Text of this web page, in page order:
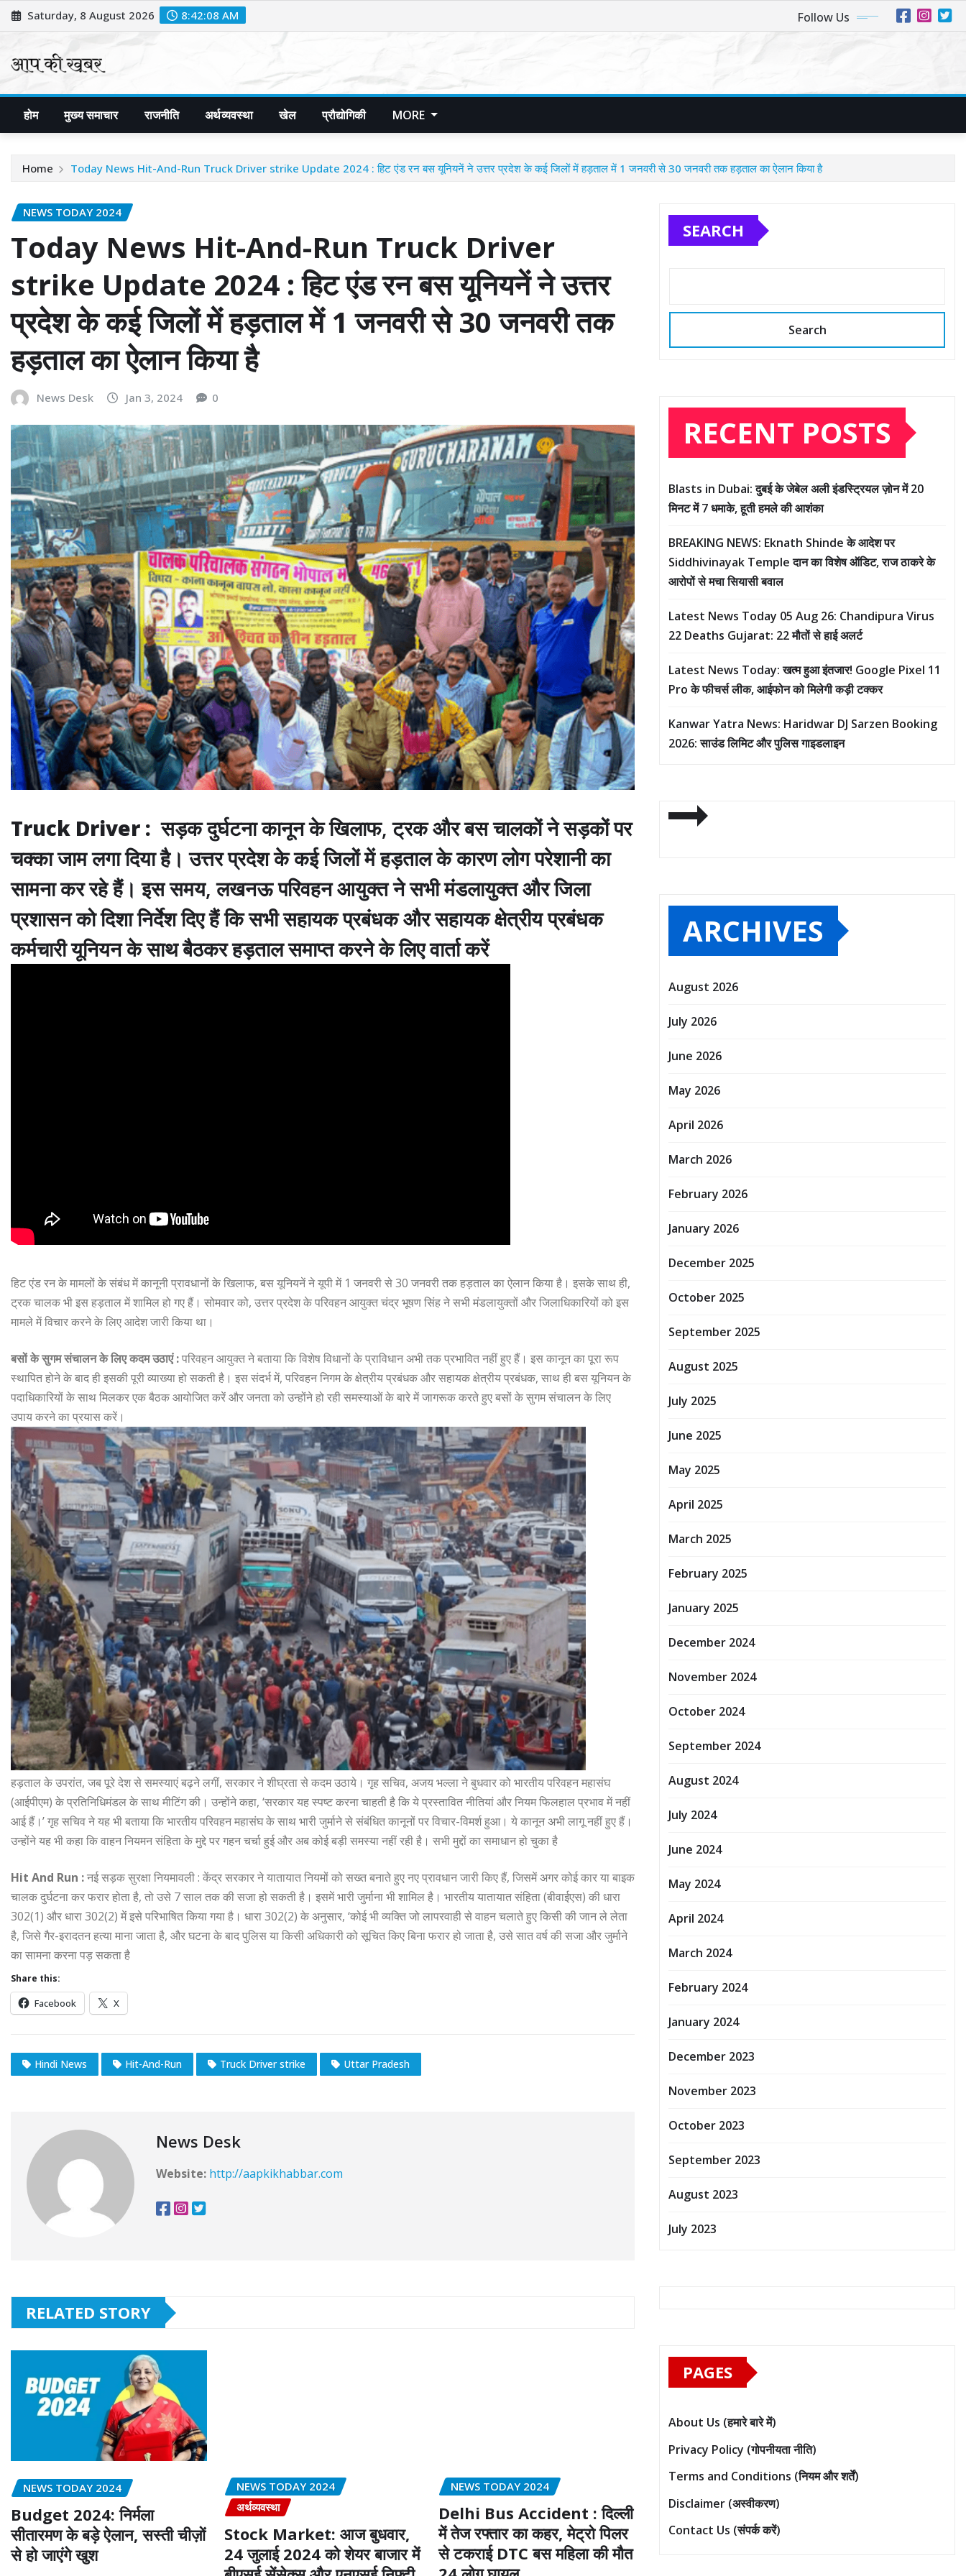
Skip
to
Saturday, 8 August 2026 8:42:10 AM Follow Us
होम मुख्य समाचार राजनीति अर्थव्यवस्था खेल प्रौद्योगिकी MORE
Home Today News Hit-And-Run Truck Driver strike Update 2024 : हिट एंड रन बस यूनियनें ने उत्तर प्रदेश के कई जिलों में हड़ताल में 1 जनवरी से 30 जनवरी तक हड़ताल का ऐलान किया है
NEWS TODAY 2024
Today News Hit-And-Run Truck Driver
strike Update 2024 : हिट एंड रन बस यूनियनें ने उत्तर
प्रदेश के कई जिलों में हड़ताल में 1 जनवरी से 30 जनवरी तक
हड़ताल का ऐलान किया है
News Desk Jan 3, 2024 0
Truck Driver : सड़क दुर्घटना कानून के खिलाफ, ट्रक और बस चालकों ने सड़कों पर
चक्का जाम लगा दिया है। उत्तर प्रदेश के कई जिलों में हड़ताल के कारण लोग परेशानी का
सामना कर रहे हैं। इस समय, लखनऊ परिवहन आयुक्त ने सभी मंडलायुक्त और जिला
प्रशासन को दिशा निर्देश दिए हैं कि सभी सहायक प्रबंधक और सहायक क्षेत्रीय प्रबंधक
कर्मचारी यूनियन के साथ बैठकर हड़ताल समाप्त करने के लिए वार्ता करें
हिट एंड रन के मामलों के संबंध में कानूनी प्रावधानों के खिलाफ, बस यूनियनें ने यूपी में 1 जनवरी से 30 जनवरी तक हड़ताल का ऐलान किया है। इसके साथ ही,
ट्रक चालक भी इस हड़ताल में शामिल हो गए हैं। सोमवार को, उत्तर प्रदेश के परिवहन आयुक्त चंद्र भूषण सिंह ने सभी मंडलायुक्तों और जिलाधिकारियों को इस
मामले में विचार करने के लिए आदेश जारी किया था।
बसों के सुगम संचालन के लिए कदम उठाएं :परिवहन आयुक्त ने बताया कि विशेष विधानों के प्राविधान अभी तक प्रभावित नहीं हुए हैं। इस कानून का पूरा रूप
स्थापित होने के बाद ही इसकी पूरी व्याख्या हो सकती है। इस संदर्भ में, परिवहन निगम के क्षेत्रीय प्रबंधक और सहायक क्षेत्रीय प्रबंधक, साथ ही बस यूनियन के
पदाधिकारियों के साथ मिलकर एक बैठक आयोजित करें और जनता को उन्होंने हो रही समस्याओं के बारे में जागरूक करते हुए बसों के सुगम संचालन के लिए
उपाय करने का प्रयास करें।
हड़ताल के उपरांत, जब पूरे देश से समस्याएं बढ़ने लगीं, सरकार ने शीघ्रता से कदम उठाये। गृह सचिव, अजय भल्ला ने बुधवार को भारतीय परिवहन महासंघ
(आईपीएम) के प्रतिनिधिमंडल के साथ मीटिंग की। उन्होंने कहा, ‘सरकार यह स्पष्ट करना चाहती है कि ये प्रस्तावित नीतियां और नियम फिलहाल प्रभाव में नहीं
आई हैं।’ गृह सचिव ने यह भी बताया कि भारतीय परिवहन महासंघ के साथ भारी जुर्माने से संबंधित कानूनों पर विचार-विमर्श हुआ। ये कानून अभी लागू नहीं हुए हैं।
उन्होंने यह भी कहा कि वाहन नियमन संहिता के मुद्दे पर गहन चर्चा हुई और अब कोई बड़ी समस्या नहीं रही है। सभी मुद्दों का समाधान हो चुका है
Hit And Run :नई सड़क सुरक्षा नियमावली : केंद्र सरकार ने यातायात नियमों को सख्त बनाते हुए नए प्रावधान जारी किए हैं, जिसमें अगर कोई कार या बाइक
चालक दुर्घटना कर फरार होता है, तो उसे 7 साल तक की सजा हो सकती है। इसमें भारी जुर्माना भी शामिल है। भारतीय यातायात संहिता (बीवाईएस) की धारा
302(1) और धारा 302(2) में इसे परिभाषित किया गया है। धारा 302(2) के अनुसार, ‘कोई भी व्यक्ति जो लापरवाही से वाहन चलाते हुए किसी की जान ले लेता
है, जिसे गैर-इरादतन हत्या माना जाता है, और घटना के बाद पुलिस या किसी अधिकारी को सूचित किए बिना फरार हो जाता है, उसे सात वर्ष की सजा और जुर्माने
का सामना करना पड़ सकता है
Share this:
Facebook X
Hindi News Hit-And-Run Truck Driver strike Uttar Pradesh
News Desk
Website: http://aapkikhabbar.com
RELATED STORY
NEWS TODAY 2024
Budget 2024: निर्मला
सीतारमण के बड़े ऐलान, सस्ती चीज़ों
से हो जाएंगे खुश
NEWS TODAY 2024
अर्थव्यवस्था
Stock Market: आज बुधवार,
24 जुलाई 2024 को शेयर बाजार में
NEWS TODAY 2024
Delhi Bus Accident : दिल्ली
में तेज रफ्तार का कहर, मेट्रो पिलर
से टकराई DTC बस महिला की मौत
SEARCH
Search
RECENT POSTS
Blasts in Dubai: दुबई के जेबेल अली इंडस्ट्रियल ज़ोन में 20
मिनट में 7 धमाके, हूती हमले की आशंका
BREAKING NEWS: Eknath Shinde के आदेश पर
Siddhivinayak Temple दान का विशेष ऑडिट, राज ठाकरे के
आरोपों से मचा सियासी बवाल
Latest News Today 05 Aug 26: Chandipura Virus
22 Deaths Gujarat: 22 मौतों से हाई अलर्ट
Latest News Today: खत्म हुआ इंतजार! Google Pixel 11
Pro के फीचर्स लीक, आईफोन को मिलेगी कड़ी टक्कर
Kanwar Yatra News: Haridwar DJ Sarzen Booking
2026: साउंड लिमिट और पुलिस गाइडलाइन
ARCHIVES
August 2026
July 2026
June 2026
May 2026
April 2026
March 2026
February 2026
January 2026
December 2025
October 2025
September 2025
August 2025
July 2025
June 2025
May 2025
April 2025
March 2025
February 2025
January 2025
December 2024
November 2024
October 2024
September 2024
August 2024
July 2024
June 2024
May 2024
April 2024
March 2024
February 2024
January 2024
December 2023
November 2023
October 2023
September 2023
August 2023
July 2023
PAGES
About Us (हमारे बारे में)
Privacy Policy (गोपनीयता नीति)
Terms and Conditions (नियम और शर्तें)
Disclaimer (अस्वीकरण)
Contact Us (संपर्क करें)